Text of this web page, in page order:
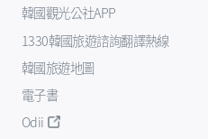
韓國觀光公社APP
1330韓國旅遊諮詢翻譯熱線
韓國旅遊地圖
電子書
Odii